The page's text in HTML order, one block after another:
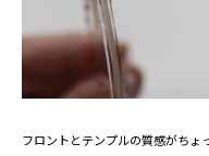
フロントとテンプルの質感がちょ